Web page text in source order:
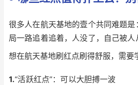
很多人在航天基地的壹个共同难题
局一路追着追着，人没了，自己被人
想在航天基地刷红点刷得舒服，需要
1.“活跃红点”：可以大胆搏一波